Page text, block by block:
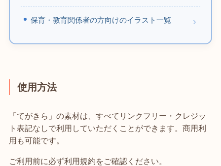
保育・教育関係者の方向けのイラスト一覧
使用方法
「てがきら」の素材は、すべてリンクフリー・クレジッ
ト表記なしで利用していただくことができます。商用利
用も可能です。
ご利用前に必ず利用規約をご確認ください。